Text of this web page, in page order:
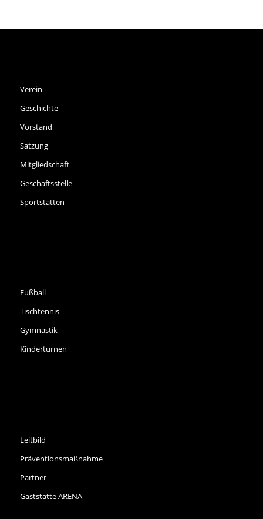
Verein
Geschichte
Vorstand
Satzung
Mitgliedschaft
Geschäftsstelle
Sportstätten
Fußball
Tischtennis
Gymnastik
Kinderturnen
Leitbild
Präventionsmaßnahme
Partner
Gaststätte ARENA